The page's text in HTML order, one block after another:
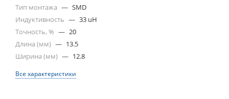
Тип монтажа — SMD
Индуктивность — 33 uH
Точность, % — 20
Длина (мм) — 13.5
Ширина (мм) — 12.8
Все характеристики